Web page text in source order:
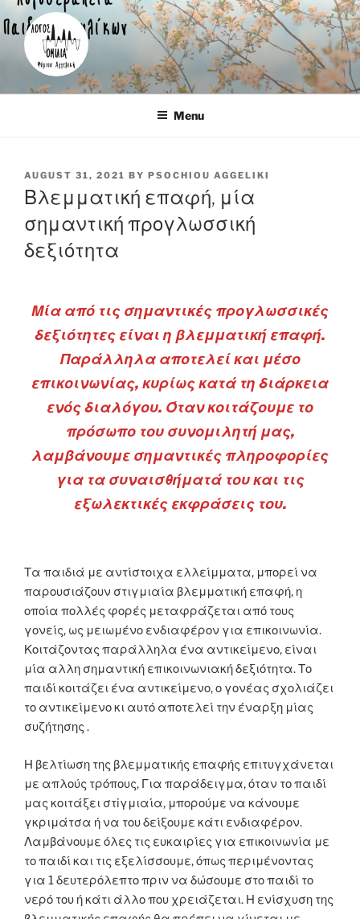
Skip
to
content
Λογοθεραπεύτρια – Καρέας
Menu
POSTED
ON
AUGUST 31, 2021 BY PSOCHIOU AGGELIKI
Βλεμματική επαφή, μία
σημαντική προγλωσσική
δεξιότητα
Μία από τις σημαντικές προγλωσσικές
δεξιότητες είναι η βλεμματική επαφή.
Παράλληλα αποτελεί και μέσο
επικοινωνίας, κυρίως κατά τη διάρκεια
ενός διαλόγου. Όταν κοιτάζουμε το
πρόσωπο του συνομιλητή μας,
λαμβάνουμε σημαντικές πληροφορίες
για τα συναισθήματά του και τις
εξωλεκτικές εκφράσεις του.
Τα παιδιά με αντίστοιχα ελλείμματα, μπορεί να
παρουσιάζουν στιγμιαία βλεμματική επαφή, η
οποία πολλές φορές μεταφράζεται από τους
γονείς, ως μειωμένο ενδιαφέρον για επικοινωνία.
Κοιτάζοντας παράλληλα ένα αντικείμενο, είναι
μία αλλη σημαντική επικοινωνιακή δεξιότητα. Το
παιδί κοιτάζει ένα αντικείμενο, ο γονέας σχολιάζει
το αντικείμενο κι αυτό αποτελεί την έναρξη μίας
συζήτησης .
Η βελτίωση της βλεμματικής επαφής επιτυγχάνεται
με απλούς τρόπους, Για παράδειγμα, όταν το παιδί
μας κοιτάξει στiγμιαία, μπορούμε να κάνουμε
γκριμάτσα ή να του δείξουμε κάτι ενδιαφέρον.
Λαμβάνουμε όλες τις ευκαιρίες για επικοινωνία με
το παιδί και τις εξελίσσουμε, όπως περιμένοντας
για 1 δευτερόλεπτο πριν να δώσουμε στο παιδί το
νερό του ή κάτι άλλο που χρειάζεται. Η ενίσχυση της